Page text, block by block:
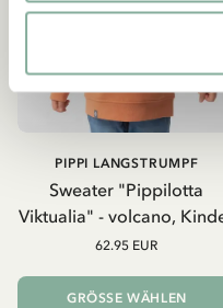
Sweater "Pippilotta
Viktualia" - volcano,
PIPPI LANGSTRUMPF
62.95 EUR
GRÖSSE WÄHLEN